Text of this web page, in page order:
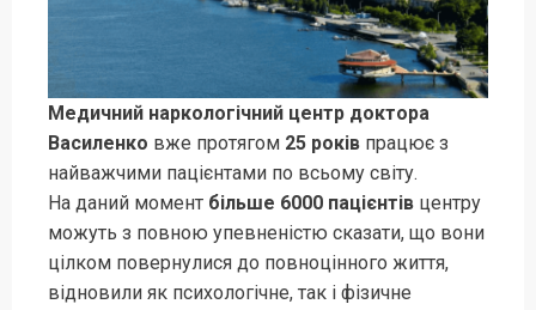
Медичний наркологічний центр доктора
Василенко вже протягом 25 років працює з
найважчими пацієнтами по всьому світу.
На даний момент більше 6000 пацієнтів центру
можуть з повною упевненістю сказати, що вони
цілком повернулися до повноцінного життя,
відновили як психологічне, так і фізичне